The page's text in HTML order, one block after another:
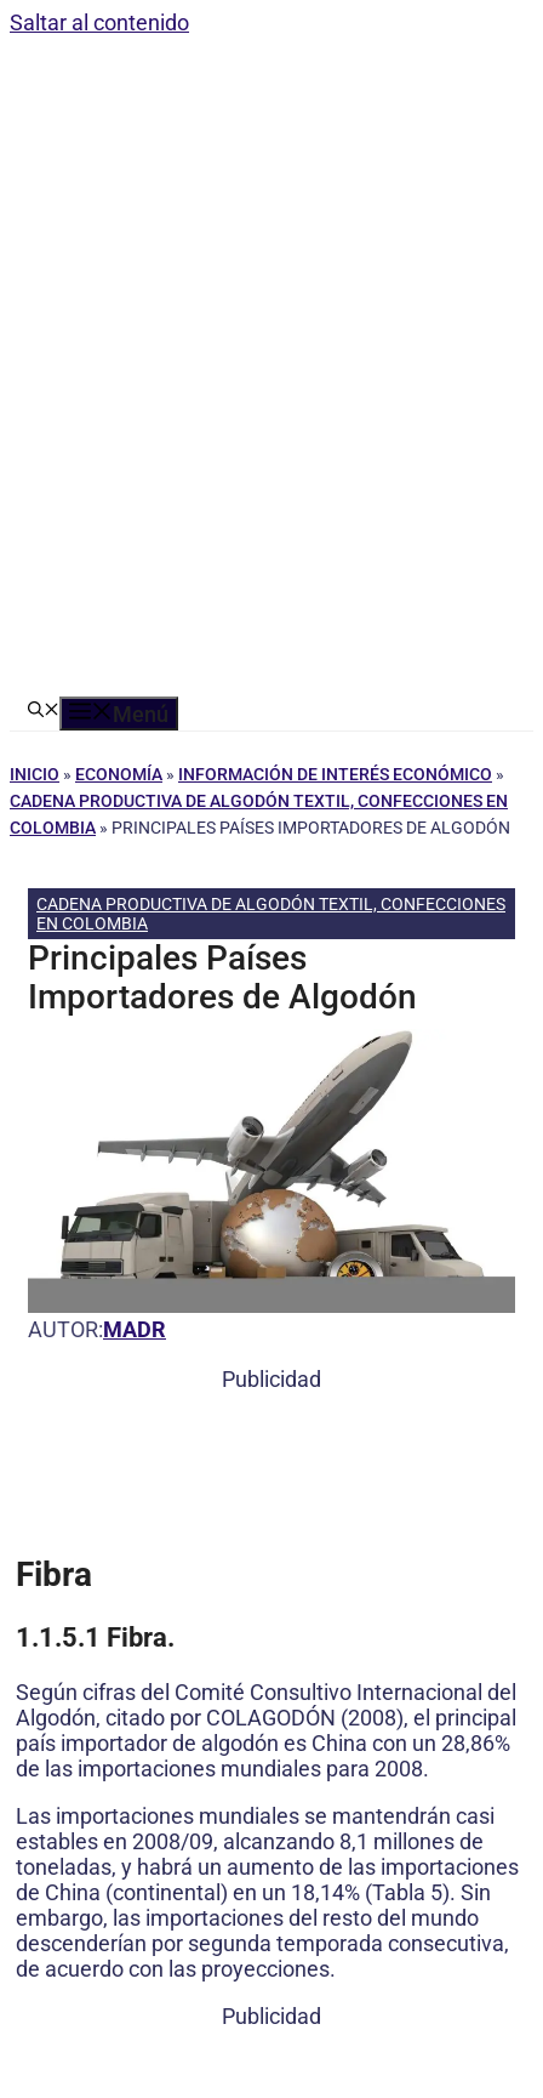
Saltar al contenido
Menú
INICIO » ECONOMÍA » INFORMACIÓN DE INTERÉS ECONÓMICO »
CADENA PRODUCTIVA DE ALGODÓN TEXTIL, CONFECCIONES EN
COLOMBIA » PRINCIPALES PAÍSES IMPORTADORES DE ALGODÓN
CADENA PRODUCTIVA DE ALGODÓN TEXTIL, CONFECCIONES
EN COLOMBIA
Principales Países
Importadores de Algodón
AUTOR:MADR
Publicidad
Fibra
1.1.5.1 Fibra.
Según cifras del Comité Consultivo Internacional del
Algodón, citado por COLAGODÓN (2008), el principal
país importador de algodón es China con un 28,86%
de las importaciones mundiales para 2008.
Las importaciones mundiales se mantendrán casi
estables en 2008/09, alcanzando 8,1 millones de
toneladas, y habrá un aumento de las importaciones
de China (continental) en un 18,14% (Tabla 5). Sin
embargo, las importaciones del resto del mundo
descenderían por segunda temporada consecutiva,
de acuerdo con las proyecciones.
Publicidad